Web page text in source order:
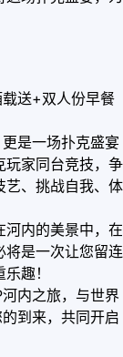
送+双人份早餐
是一场扑克盛宴
玩家同台竞技，争
艺、挑战自我、体
河内的美景中，在
将是一次让您留连
趣！
内之旅，与世界
到来，共同开启